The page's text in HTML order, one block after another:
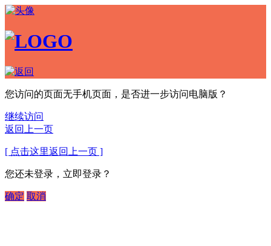
您访问的页面无手机页面，是否进一步访问电脑版？
继续访问
返回上一页
[ 点击这里返回上一页 ]
您还未登录，立即登录？
确定 取消